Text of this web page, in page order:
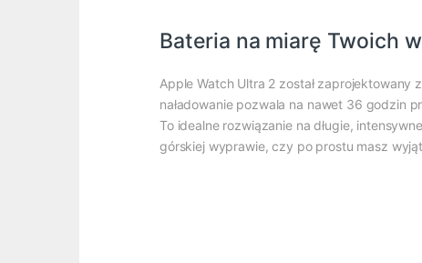
Bateria na miarę Twoich
Apple Watch Ultra 2 został zaprojektowany
naładowanie pozwala na nawet 36 godzin
To idealne rozwiązanie na długie,
górskiej wyprawie, czy po prostu masz